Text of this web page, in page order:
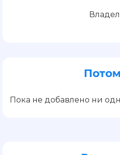
Пока не добавлено ни